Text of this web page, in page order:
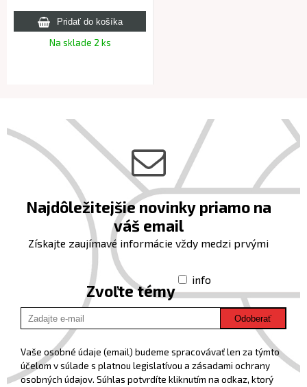
Na sklade 2 ks
Najdôležitejšie novinky priamo na
váš email
Získajte zaujímavé informácie vždy medzi prvými
Zvoľte témy
info
Odoberať
Vaše osobné údaje (email) budeme spracovávať len za týmto
účelom v súlade s platnou legislatívou a zásadami ochrany
osobných údajov. Súhlas potvrdíte kliknutím na odkaz, ktorý